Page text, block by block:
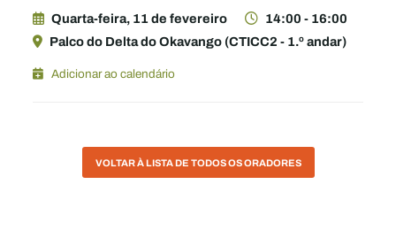
Quarta-feira, 11 de fevereiro
14:00 - 16:00
Palco do Delta do Okavango (CTICC2 - 1.º andar)
Adicionar ao calendário
VOLTAR À LISTA DE TODOS OS ORADORES